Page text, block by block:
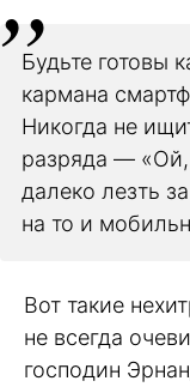
Будьте готовы
кармана
Никогда не
разряда — «Ой,
далеко лезть
на то и
Вот такие
не всегда
господин